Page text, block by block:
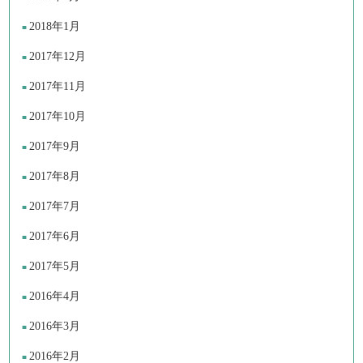
2018年1月
2017年12月
2017年11月
2017年10月
2017年9月
2017年8月
2017年7月
2017年6月
2017年5月
2016年4月
2016年3月
2016年2月